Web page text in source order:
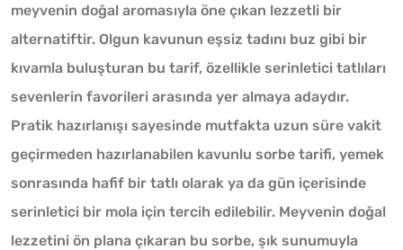
meyvenin doğal aromasıyla öne çıkan lezzetli bir
alternatiftir. Olgun kavunun eşsiz tadını buz gibi bir
kıvamla buluşturan bu tarif, özellikle serinletici tatlıları
sevenlerin favorileri arasında yer almaya adaydır.
Pratik hazırlanışı sayesinde mutfakta uzun süre vakit
geçirmeden hazırlanabilen kavunlu sorbe tarifi, yemek
sonrasında hafif bir tatlı olarak ya da gün içerisinde
serinletici bir mola için tercih edilebilir. Meyvenin doğal
lezzetini ön plana çıkaran bu sorbe, şık sunumuyla